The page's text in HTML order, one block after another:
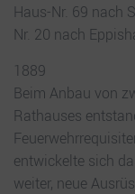
Haus-Nr. 69 nach
Nr. 20 nach
1889
Beim Anbau von
Rathauses
entwickelte sich
weiter, neue